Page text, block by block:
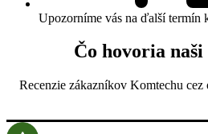
Upozorníme vás na ďalší termín
Čo hovoria
Recenzie zákazníkov Komtechu